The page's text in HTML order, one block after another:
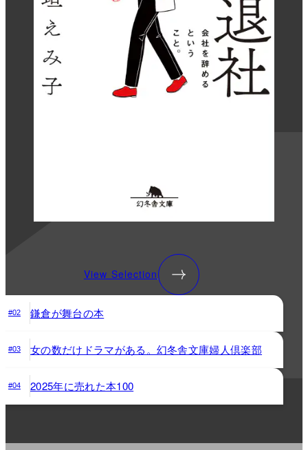
View Selection
#02 鎌倉が舞台の本
#03 女の数だけドラマがある。幻冬舎文庫婦人倶楽部
#04 2025年に売れた本100